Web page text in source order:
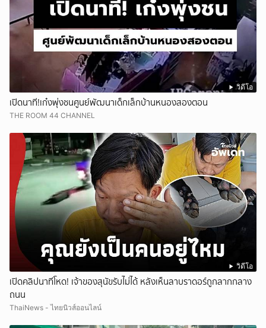
วิดีโอ
เปิดนาที!เก๋งพุ่งชนศูนย์พัฒนาเด็กเล็กบ้านหนองสองตอน
THE ROOM 44 CHANNEL
วิดีโอ
เปิดคลิปนาทีโหด! เจ้าของสุนัขรับไม่ได้ หลังเห็นลาบราดอร์ถูกลากกลาง
ถนน
ThaiNews - ไทยนิวส์ออนไลน์